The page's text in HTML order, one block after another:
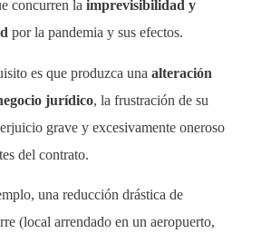
concurren la imprevisibilidad y
por la pandemia y sus efectos.
es que produzca una alteración
jurídico, la frustración de su
grave y excesivamente oneroso
del contrato.
una reducción drástica de
(local arrendado en un aeropuerto,